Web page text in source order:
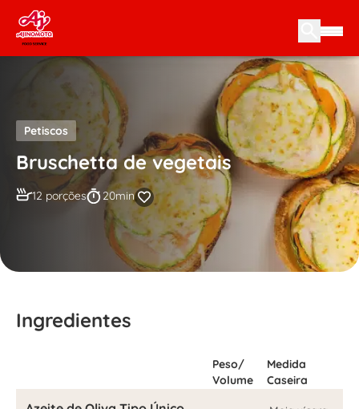
Skip to content
Petiscos
Bruschetta de vegetais
12 porções 20min
Ingredientes
Peso/
Volume
Medida
Caseira